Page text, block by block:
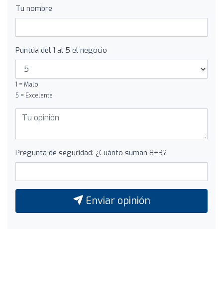
Tu nombre
Puntúa del 1 al 5 el negocio
1 = Malo
5 = Excelente
Pregunta de seguridad: ¿Cuánto suman 8+3?
Enviar opinión